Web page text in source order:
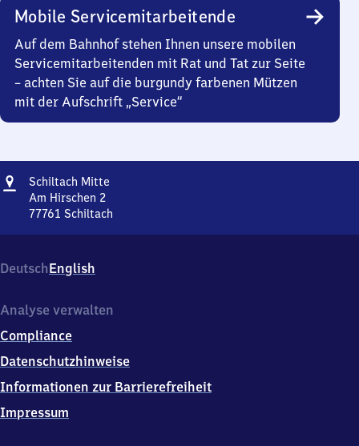
Mobile Servicemitarbeitende
Auf dem Bahnhof stehen Ihnen unsere mobilen
Servicemitarbeitenden mit Rat und Tat zur Seite
– achten Sie auf die burgundy farbenen Mützen
mit der Aufschrift „Service“
Adresse
Schiltach Mitte
Am Hirschen 2
77761 Schiltach
Am
Hirschen
7
7
6
Schiltach
DeutschEnglish
Analyse verwalten
Compliance
Datenschutzhinweise
Informationen zur Barrierefreiheit
Impressum